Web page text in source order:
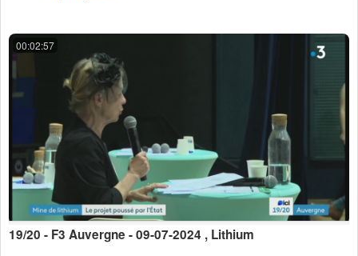
00:02:57
19/20 - F3 Auvergne - 09-07-2024 , Lithium